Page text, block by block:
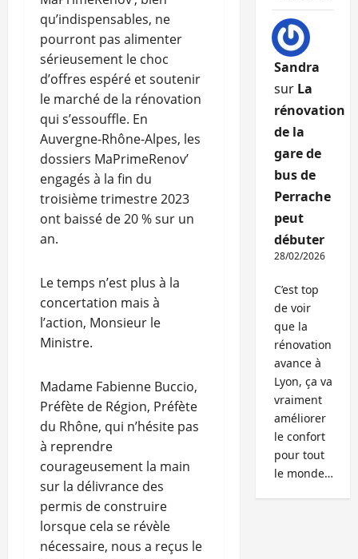
qu’indispensables, ne
pourront pas alimenter
sérieusement le choc
d’offres espéré et soutenir
le marché de la rénovation
qui s’essouffle. En
Auvergne-Rhône-Alpes, les
dossiers MaPrimeRenov’
engagés à la fin du
troisième trimestre 2023
ont baissé de 20 % sur un
an.
Le temps n’est plus à la
concertation mais à
l’action, Monsieur le
Ministre.
Madame Fabienne Buccio,
Préfète de Région, Préfète
du Rhône, qui n’hésite pas
à reprendre
courageusement la main
sur la délivrance des
permis de construire
lorsque cela se révèle
nécessaire, nous a reçus le
Sandra
sur La
rénovation
de la
gare de
bus de
Perrache
peut
débuter
28/02/2026
C’est top
de voir
que la
rénovation
avance à
Lyon, ça va
vraiment
améliorer
le confort
pour tout
le monde…